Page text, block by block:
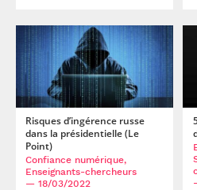
Risques d’ingérence russe
dans la présidentielle (Le
Point)
Confiance numérique,
Enseignants-chercheurs
— 18/03/2022